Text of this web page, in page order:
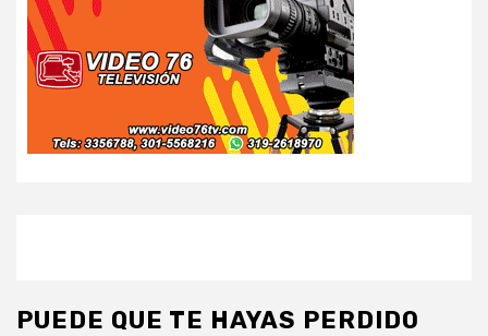
PUEDE QUE TE HAYAS PERDIDO